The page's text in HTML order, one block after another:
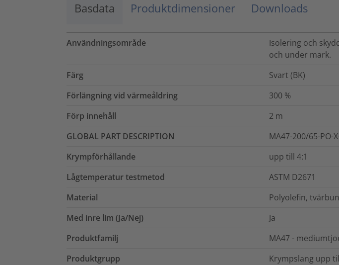
Basdata Produktdimensioner Downloads
Användningsområde
Isolering och
och under mark.
Färg
Svart (BK)
Förlängning vid värmeåldring
300 %
Förp innehåll
2 m
GLOBAL PART DESCRIPTION
MA47-200/65-PO-
Krympförhållande
upp till 4:1
Lågtemperatur testmetod
ASTM D2671
Material
Polyolefin,
Med inre lim (Ja/Nej)
Ja
Produktfamilj
MA47 -
Produktgrupp
Krympslang upp